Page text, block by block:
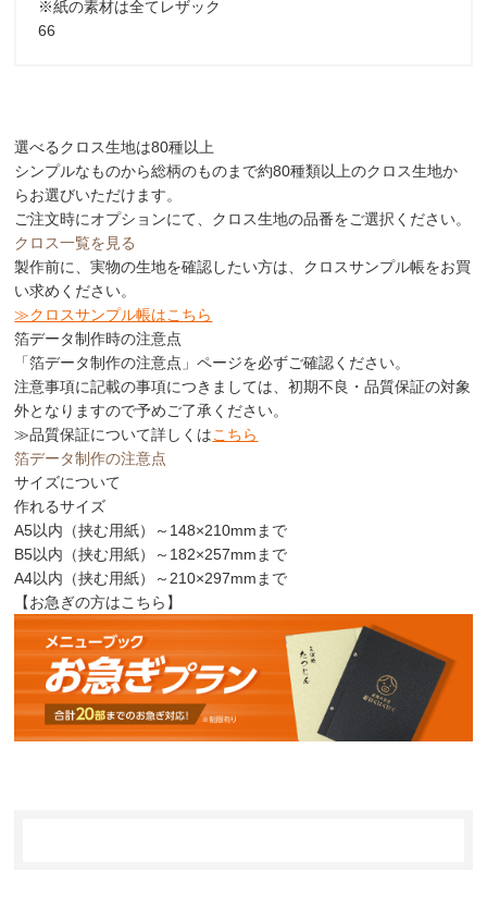
※紙の素材は全てレザック
66
選べるクロス生地は80種以上
シンプルなものから総柄のものまで約80種類以上のクロス生地か
らお選びいただけます。
ご注文時にオプションにて、クロス生地の品番をご選択ください。
クロス一覧を見る
製作前に、実物の生地を確認したい方は、クロスサンプル帳をお買
い求めください。
≫クロスサンプル帳はこちら
箔データ制作時の注意点
「箔データ制作の注意点」ページを必ずご確認ください。
注意事項に記載の事項につきましては、初期不良・品質保証の対象
外となりますので予めご了承ください。
≫品質保証について詳しくはこちら
箔データ制作の注意点
サイズについて
作れるサイズ
A5以内（挟む用紙）
～148×210mmまで
B5以内（挟む用紙）
～182×257mmまで
A4以内（挟む用紙）
～210×297mmまで
【お急ぎの方はこちら】